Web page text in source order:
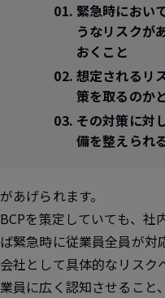
緊急時におい
うなリスクが
おくこと
想定されるリ
策を取るのか
その対策に対
備を整えられ
があげられます。
BCPを策定していても、社
ば緊急時に従業員全員が対
会社として具体的なリスク
業員に広く認知させること